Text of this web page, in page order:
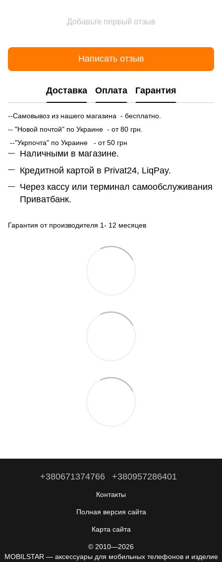
Добавьте первый отзыв
Написать отзыв
Доставка Оплата Гарантия
--Самовывоз из нашего магазина - бесплатно.
-- "Новой почтой" по Украине - от 80 грн.
--"Укрпочта" по Украине - от 50 грн
Наличными в магазине.
Кредитной картой в Privat24, LiqPay.
Через кассу или терминал самообслуживания
Приватбанк.
Гарантия от производителя 1- 12 месяцев
+380671374766 +380957286401
Контакты
Полная версия сайта
Карта сайта
© 2010—2026
MOBILSTAR — аксессуары для мобильных телефонов и изделие